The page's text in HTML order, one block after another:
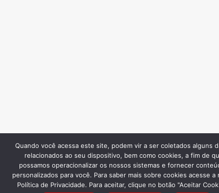
Quando você acessa este site, podem vir a ser coletados alguns
relacionados ao seu dispositivo, bem como cookies, a fim de
possamos operacionalizar os nossos sistemas e fornecer
personalizados para você. Para saber mais sobre cookies acesse a
Política de Privacidade. Para aceitar, clique no botão "Aceitar